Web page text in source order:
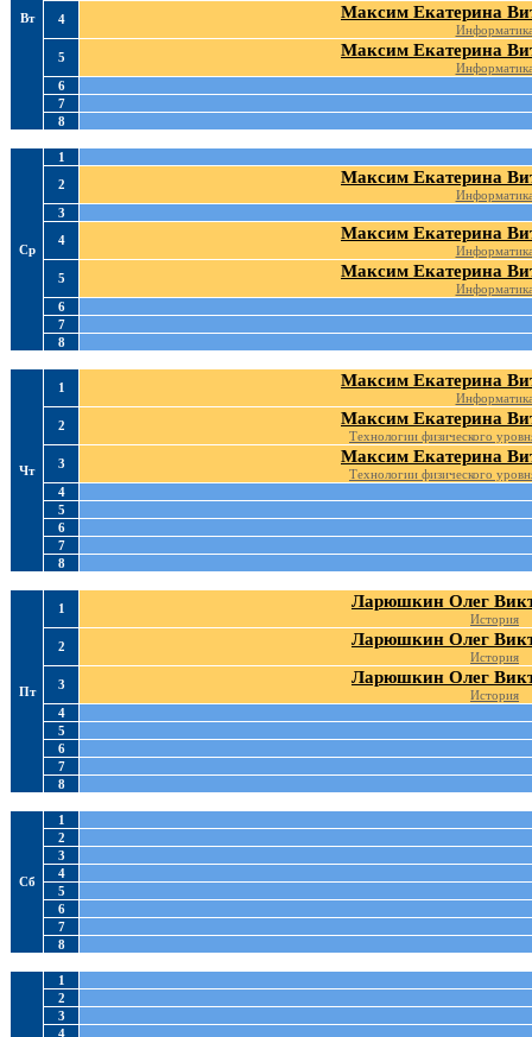
Вт
4
Максим Екатерина
5
Максим Екатерина
6
7
8
Ср
1
2
Максим Екатерина
3
4
Максим Екатерина
5
Максим Екатерина
6
7
8
Чт
1 Максим Екатерина
2
Максим Екатерина
Технологии физического
3
Максим Екатерина
Технологии физического
4
5
6
7
8
Пт
1 Ларюшкин Олег
История
2
Ларюшкин Олег
История
3
Ларюшкин Олег
История
4
5
6
7
8
Сб
1
2
3
4
5
6
7
8
1
2
3
4